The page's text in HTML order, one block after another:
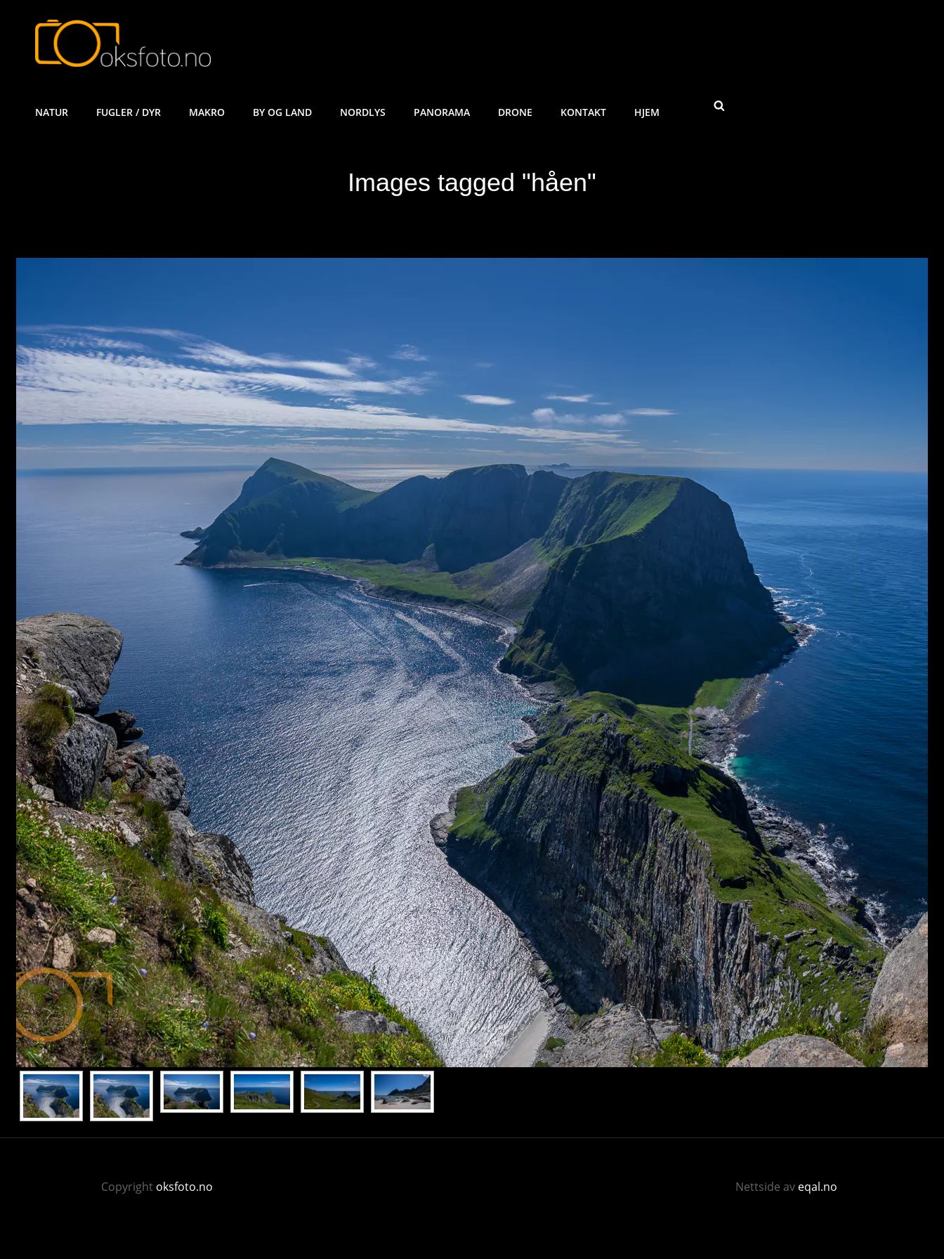
NATUR FUGLER / DYR MAKRO BY OG LAND NORDLYS PANORAMA DRONE KONTAKT HJEM
Images tagged "håen"
Copyright oksfoto.no Nettside av eqal.no